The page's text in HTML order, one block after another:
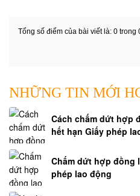
Tổng số điểm của bài viết là: 0 trong
NHỮNG TIN MỚI
Cách chấm dứt hợp
hết hạn Giấy phép
Chấm dứt hợp đồng
phép lao động